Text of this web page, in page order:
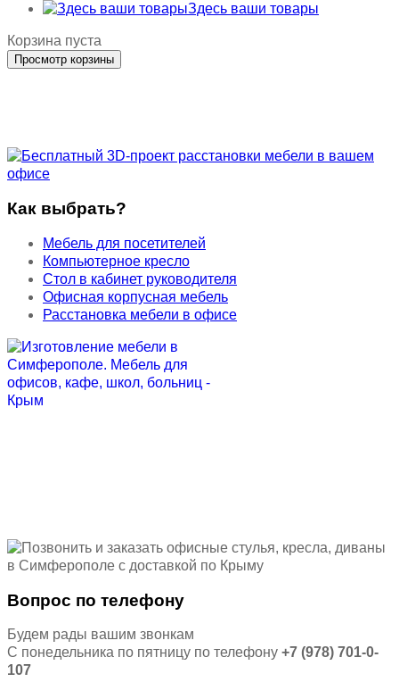
Здесь ваши товары
Корзина пуста
Как выбрать?
Мебель для посетителей
Компьютерное кресло
Стол в кабинет руководителя
Офисная корпусная мебель
Расстановка мебели в офисе
Вопрос по телефону
Будем рады вашим звонкам
С понедельника по пятницу по телефону +7 (978) 701-0-
107